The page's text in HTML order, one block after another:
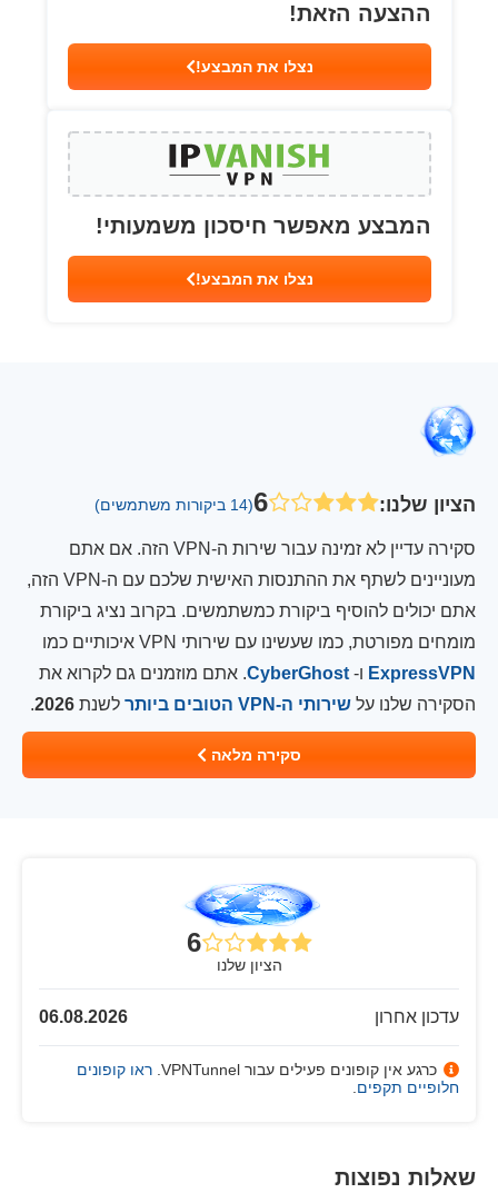
ההצעה הזאת!
נצלו את המבצע!
המבצע מאפשר חיסכון משמעותי!
נצלו את המבצע!
הציון שלנו:
6(14 ביקורות משתמשים)
סקירה עדיין לא זמינה עבור שירות ה-VPN הזה. אם אתם
מעוניינים לשתף את ההתנסות האישית שלכם עם ה-VPN הזה,
אתם יכולים להוסיף ביקורת כמשתמשים. בקרוב נציג ביקורת
מומחים מפורטת, כמו שעשינו עם שירותי VPN איכותיים כמו
ExpressVPN ו-
. אתם מוזמנים גם לקרוא את
הסקירה שלנו על שירותי ה-VPN הטובים ביותר לשנת 2026
.
סקירה מלאה
6
הציון שלנו
עדכון אחרון 06.08.2026
כרגע אין קופונים פעילים עבור VPNTunnel.
ראו קופונים
חלופיים תקפים
שאלות נפוצות